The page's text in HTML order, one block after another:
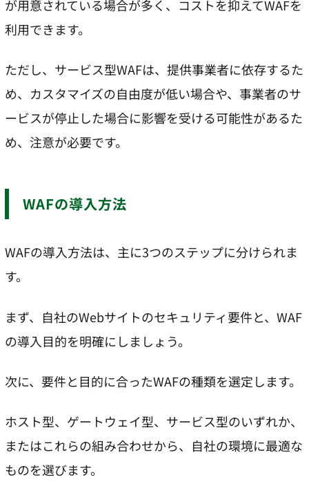
が用意されている場合が多く、コストを抑えてWAFを
利用できます。
ただし、サービス型WAFは、提供事業者に依存するた
め、カスタマイズの自由度が低い場合や、事業者のサ
ービスが停止した場合に影響を受ける可能性があるた
め、注意が必要です。
WAFの導入方法
WAFの導入方法は、主に3つのステップに分けられま
す。
まず、自社のWebサイトのセキュリティ要件と、WAF
の導入目的を明確にしましょう。
次に、要件と目的に合ったWAFの種類を選定します。
ホスト型、ゲートウェイ型、サービス型のいずれか、
またはこれらの組み合わせから、自社の環境に最適な
ものを選びます。